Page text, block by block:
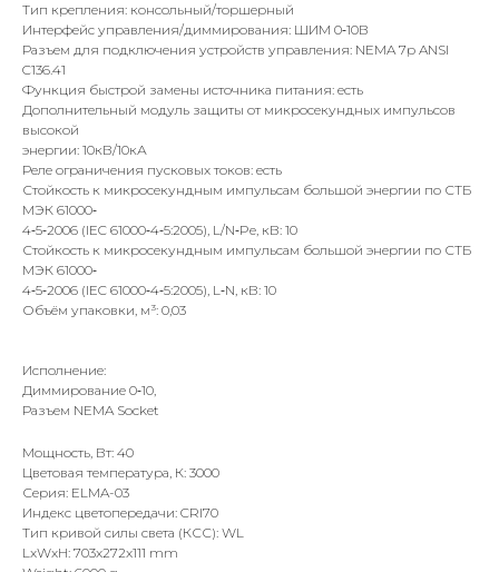
Тип крепления: консольный/торшерный
Интерфейс управления/диммирования: ШИМ 0‐10В
Разъем для подключения устройств управления: NEMA 7p ANSI
C136.41
Функция быстрой замены источника питания: есть
Дополнительный модуль защиты от микросекундных импульсов
высокой
энергии: 10кВ/10кА
Реле ограничения пусковых токов: есть
Стойкость к микросекундным импульсам большой энергии по СТБ
МЭК 61000‐
4‐5‐2006 (IEC 61000‐4‐5:2005), L/N‐Pe, кВ: 10
Стойкость к микросекундным импульсам большой энергии по СТБ
МЭК 61000‐
4‐5‐2006 (IEC 61000‐4‐5:2005), L‐N, кВ: 10
Объём упаковки, м³: 0,03
Исполнение:
Диммирование 0‐10,
Разъем NEMA Socket
Мощность, Вт: 40
Цветовая температура, К: 3000
Серия: ELMA-03
Индекс цветопередачи: CRI70
Тип кривой силы света (КСС): WL
LxWxH: 703x272x111 mm